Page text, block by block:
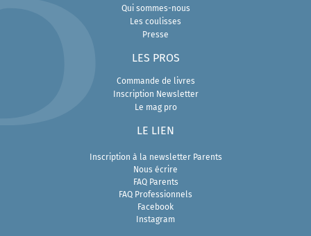
Qui sommes-nous
Les coulisses
Presse
LES PROS
Commande de livres
Inscription Newsletter
Le mag pro
LE LIEN
Inscription à la newsletter Parents
Nous écrire
FAQ Parents
FAQ Professionnels
Facebook
Instagram